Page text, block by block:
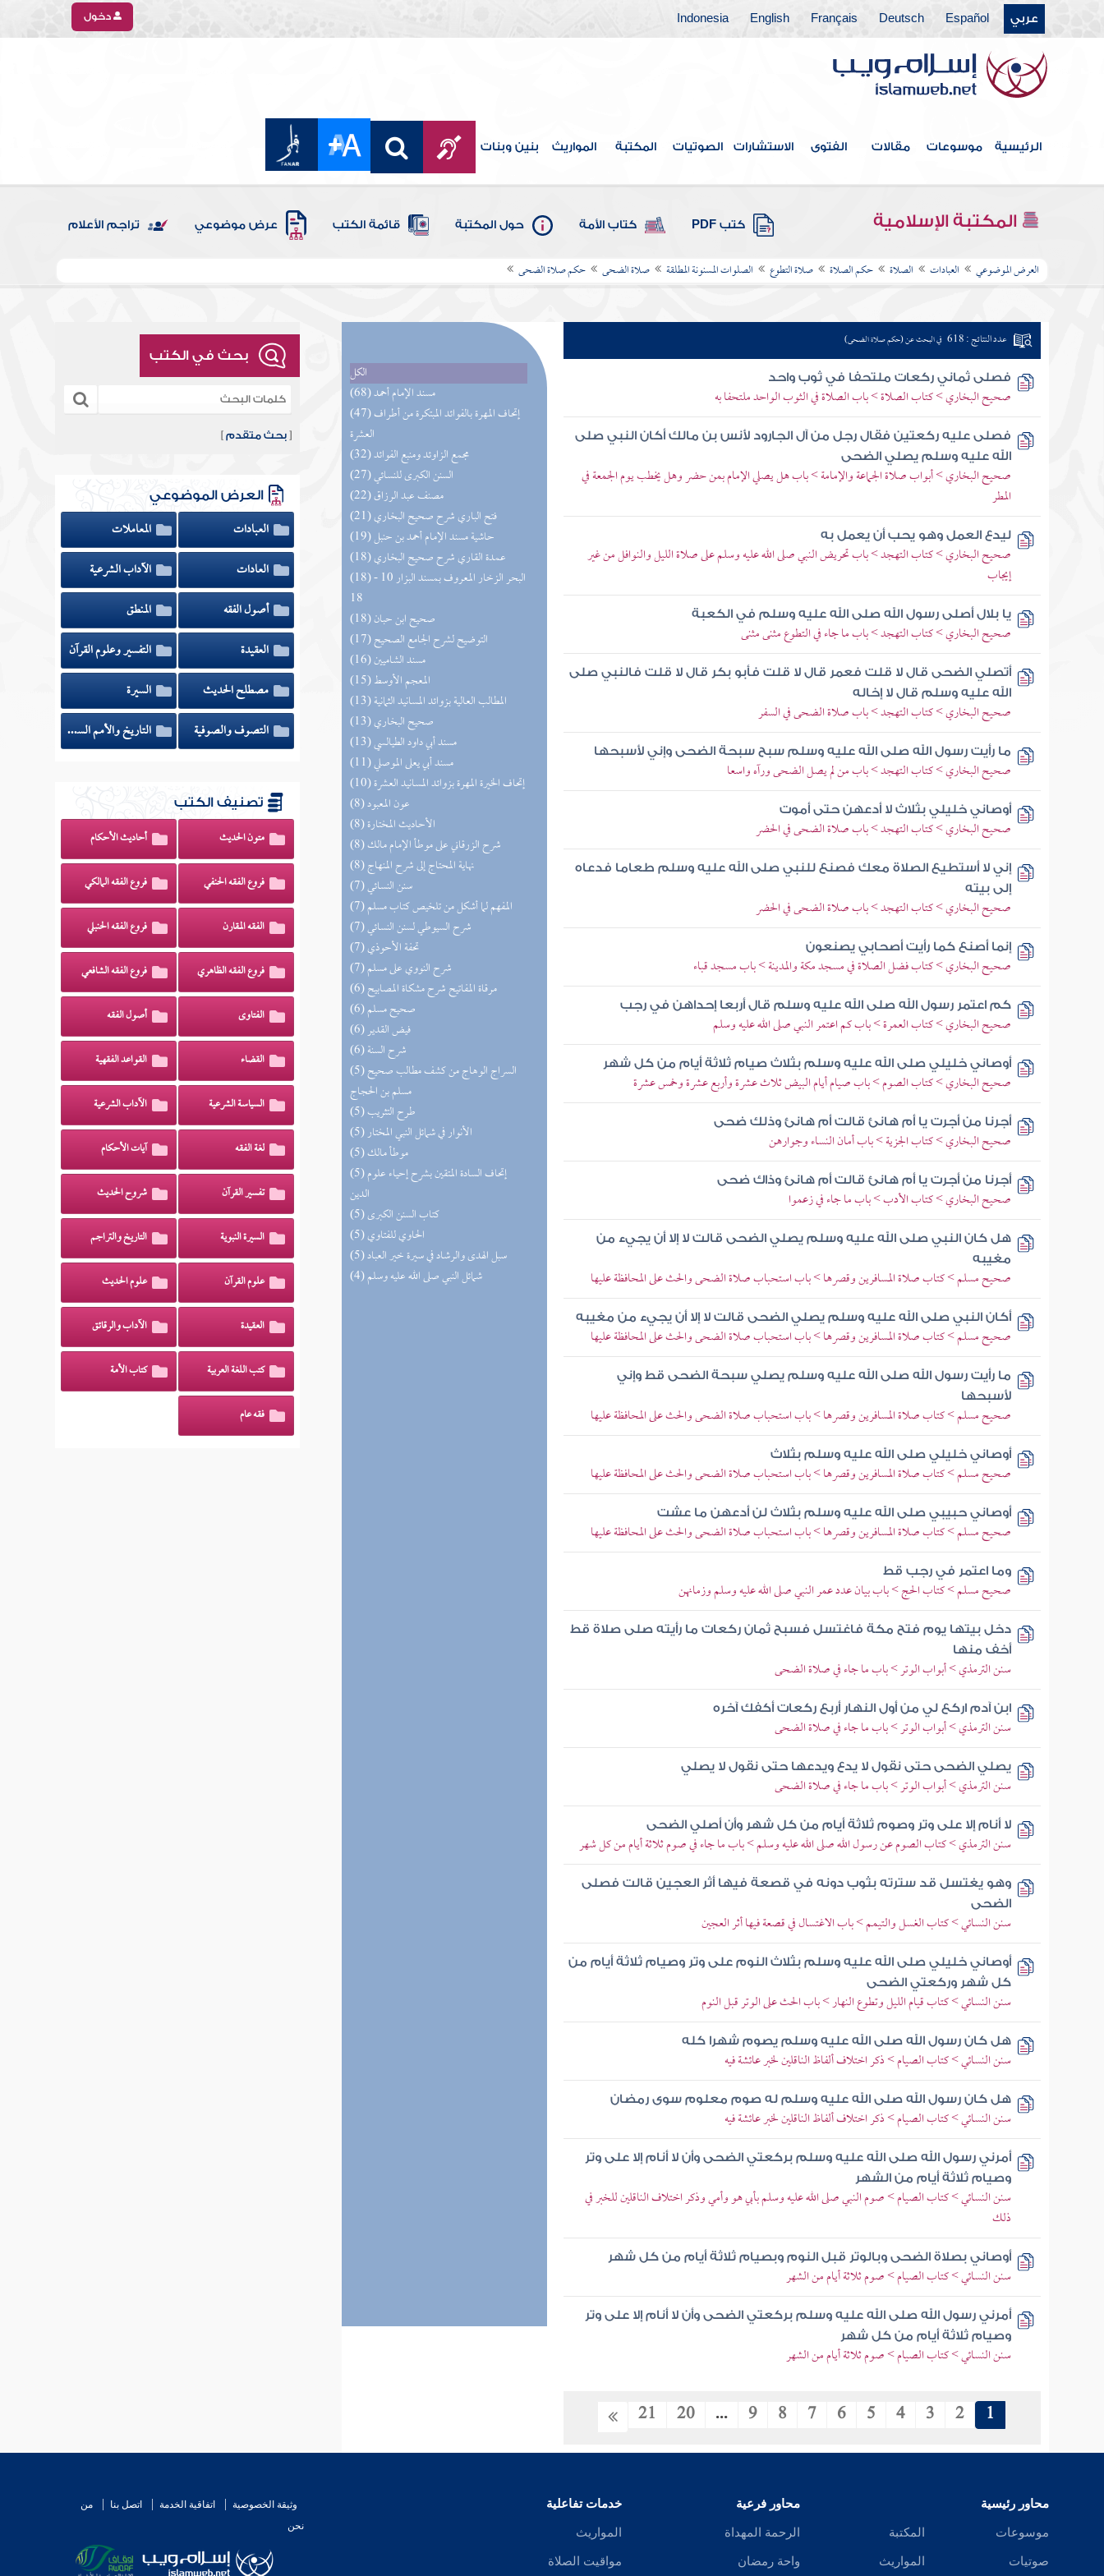
عربي Español
Deutsch
Français
English
Indonesia دخول
الرئيسية موسوعات مقالات الفتوى الاستشارات الصوتيات المكتبة المواريث بنين وبنات
المكتبة الإسلامية كتب PDF كتاب الأمة حول المكتبة قائمة الكتب عرض موضوعي تراجم الأعلام
العرض الموضوعي العبادات الصلاة حكم الصلاة صلاة التطوع الصلوات المسنونة المطلقة صلاة الضحى حكم صلاة الضحى
الكل
(68) مسند الإمام أحمد
(47) إتحاف المهرة بالفوائد المبتكرة من أطراف
العشرة
(32) مجمع الزاوئد ومنبع الفوائد
(27) السنن الكبرى للنسائي
(22) مصنف عبد الرزاق
(21) فتح الباري شرح صحيح البخاري
(19) حاشية مسند الإمام أحمد بن حنبل
(18) عمدة القاري شرح صحيح البخاري
(18) البحر الزخار المعروف بمسند البزار 10 -
18
(18) صحيح ابن حبان
(17) التوضيح لشرح الجامع الصحيح
(16) مسند الشاميين
(15) المعجم الأوسط
(13) المطالب العالية بزوائد المسانيد الثمانية
(13) صحيح البخاري
(13) مسند أبي داود الطيالسي
(11) مسند أبي يعلى الموصلي
(10) إتحاف الخيرة المهرة بزوائد المسانيد العشرة
(8) عون المعبود
(8) الأحاديث المختارة
(8) شرح الزرقاني على موطأ الإمام مالك
(8) نهاية المحتاج إلى شرح المنهاج
(7) سنن النسائي
(7) المفهم لما أشكل من تلخيص كتاب مسلم
(7) شرح السيوطي لسنن النسائي
(7) تحفة الأحوذي
(7) شرح النووي على مسلم
(6) مرقاة المفاتيح شرح مشكاة المصابيح
(6) صحيح مسلم
(6) فيض القدير
(6) شرح السنة
(5) السراج الوهاج من كشف مطالب صحيح
مسلم بن الحجاج
(5) طرح التثريب
(5) الأنوار في شمائل النبي المختار
(5) موطأ مالك
(5) إتحاف السادة المتقين بشرح إحياء علوم
الدين
(5) كتاب السنن الكبرى
(5) الحاوي للفتاوي
(5) سبل الهدى والرشاد في سيرة خير العباد
(4) شمائل النبي صلى الله عليه وسلم
عدد النتائج : 618 في البحث عن (حكم صلاة الضحى)
فصلى ثماني ركعات ملتحفا في ثوب واحد
صحيح البخاري > كتاب الصلاة > باب الصلاة في الثوب الواحد ملتحفا به
فصلى عليه ركعتين فقال رجل من آل الجارود لأنس بن مالك أكان النبي صلى
الله عليه وسلم يصلي الضحى
صحيح البخاري > أبواب صلاة الجماعة والإمامة > باب هل يصلي الإمام بمن حضر وهل يخطب يوم الجمعة في
المطر
ليدع العمل وهو يحب أن يعمل به
صحيح البخاري > كتاب التهجد > باب تحريض النبي صلى الله عليه وسلم على صلاة الليل والنوافل من غير
إيجاب
يا بلال أصلى رسول الله صلى الله عليه وسلم في الكعبة
صحيح البخاري > كتاب التهجد > باب ما جاء في التطوع مثنى مثنى
أتصلي الضحى قال لا قلت فعمر قال لا قلت فأبو بكر قال لا قلت فالنبي صلى
الله عليه وسلم قال لا إخاله
صحيح البخاري > كتاب التهجد > باب صلاة الضحى في السفر
ما رأيت رسول الله صلى الله عليه وسلم سبح سبحة الضحى وإني لأسبحها
صحيح البخاري > كتاب التهجد > باب من لم يصل الضحى ورآه واسعا
أوصاني خليلي بثلاث لا أدعهن حتى أموت
صحيح البخاري > كتاب التهجد > باب صلاة الضحى في الحضر
إني لا أستطيع الصلاة معك فصنع للنبي صلى الله عليه وسلم طعاما فدعاه
إلى بيته
صحيح البخاري > كتاب التهجد > باب صلاة الضحى في الحضر
إنما أصنع كما رأيت أصحابي يصنعون
صحيح البخاري > كتاب فضل الصلاة في مسجد مكة والمدينة > باب مسجد قباء
كم اعتمر رسول الله صلى الله عليه وسلم قال أربعا إحداهن في رجب
صحيح البخاري > كتاب العمرة > باب كم اعتمر النبي صلى الله عليه وسلم
أوصاني خليلي صلى الله عليه وسلم بثلاث صيام ثلاثة أيام من كل شهر
صحيح البخاري > كتاب الصوم > باب صيام أيام البيض ثلاث عشرة وأربع عشرة وخمس عشرة
أجرنا من أجرت يا أم هانئ قالت أم هانئ وذلك ضحى
صحيح البخاري > كتاب الجزية > باب أمان النساء وجوارهن
أجرنا من أجرت يا أم هانئ قالت أم هانئ وذاك ضحى
صحيح البخاري > كتاب الأدب > باب ما جاء في زعموا
هل كان النبي صلى الله عليه وسلم يصلي الضحى قالت لا إلا أن يجيء من
مغيبه
صحيح مسلم > كتاب صلاة المسافرين وقصرها > باب استحباب صلاة الضحى والحث على المحافظة عليها
أكان النبي صلى الله عليه وسلم يصلي الضحى قالت لا إلا أن يجيء من مغيبه
صحيح مسلم > كتاب صلاة المسافرين وقصرها > باب استحباب صلاة الضحى والحث على المحافظة عليها
ما رأيت رسول الله صلى الله عليه وسلم يصلي سبحة الضحى قط وإني
لأسبحها
صحيح مسلم > كتاب صلاة المسافرين وقصرها > باب استحباب صلاة الضحى والحث على المحافظة عليها
أوصاني خليلي صلى الله عليه وسلم بثلاث
صحيح مسلم > كتاب صلاة المسافرين وقصرها > باب استحباب صلاة الضحى والحث على المحافظة عليها
أوصاني حبيبي صلى الله عليه وسلم بثلاث لن أدعهن ما عشت
صحيح مسلم > كتاب صلاة المسافرين وقصرها > باب استحباب صلاة الضحى والحث على المحافظة عليها
وما اعتمر في رجب قط
صحيح مسلم > كتاب الحج > باب بيان عدد عمر النبي صلى الله عليه وسلم وزمانهن
دخل بيتها يوم فتح مكة فاغتسل فسبح ثمان ركعات ما رأيته صلى صلاة قط
أخف منها
سنن الترمذي > أبواب الوتر > باب ما جاء في صلاة الضحى
ابن آدم اركع لي من أول النهار أربع ركعات أكفك آخره
سنن الترمذي > أبواب الوتر > باب ما جاء في صلاة الضحى
يصلي الضحى حتى نقول لا يدع ويدعها حتى نقول لا يصلي
سنن الترمذي > أبواب الوتر > باب ما جاء في صلاة الضحى
لا أنام إلا على وتر وصوم ثلاثة أيام من كل شهر وأن أصلي الضحى
سنن الترمذي > كتاب الصوم عن رسول الله صلى الله عليه وسلم > باب ما جاء في صوم ثلاثة أيام من كل شهر
وهو يغتسل قد سترته بثوب دونه في قصعة فيها أثر العجين قالت فصلى
الضحى
سنن النسائي > كتاب الغسل والتيمم > باب الاغتسال في قصعة فيها أثر العجين
أوصاني خليلي صلى الله عليه وسلم بثلاث النوم على وتر وصيام ثلاثة أيام من
كل شهر وركعتي الضحى
سنن النسائي > كتاب قيام الليل وتطوع النهار > باب الحث على الوتر قبل النوم
هل كان رسول الله صلى الله عليه وسلم يصوم شهرا كله
سنن النسائي > كتاب الصيام > ذكر اختلاف ألفاظ الناقلين لخبر عائشة فيه
هل كان رسول الله صلى الله عليه وسلم له صوم معلوم سوى رمضان
سنن النسائي > كتاب الصيام > ذكر اختلاف ألفاظ الناقلين لخبر عائشة فيه
أمرني رسول الله صلى الله عليه وسلم بركعتي الضحى وأن لا أنام إلا على وتر
وصيام ثلاثة أيام من الشهر
سنن النسائي > كتاب الصيام > صوم النبي صلى الله عليه وسلم بأبي هو وأمي وذكر اختلاف الناقلين للخبر في
ذلك
أوصاني بصلاة الضحى وبالوتر قبل النوم وبصيام ثلاثة أيام من كل شهر
سنن النسائي > كتاب الصيام > صوم ثلاثة أيام من الشهر
أمرني رسول الله صلى الله عليه وسلم بركعتي الضحى وأن لا أنام إلا على وتر
وصيام ثلاثة أيام من كل شهر
سنن النسائي > كتاب الصيام > صوم ثلاثة أيام من الشهر
1
2
3
4
5
6
7
8
9
...
20
21
بحث في الكتب
[بحث متقدم ]
العرض الموضوعي
العبادات
المعاملات
العادات
الآداب الشرعية
أصول الفقه
المنطق
العقيدة
التفسير وعلوم القرآن
مصطلح الحديث
السيرة
التصوف والصوفية
التاريخ والأمم السابقة
تصنيف الكتب
متون الحديث أحاديث الأحكام
فروع الفقه الحنفي فروع الفقه المالكي
الفقه المقارن فروع الفقه الحنبلي
فروع الفقه الظاهري فروع الفقه الشافعي
الفتاوى أصول الفقه
القضاء القواعد الفقهية
السياسة الشرعية الآداب الشرعية
لغة الفقه آيات الأحكام
تفسير القرآن شروح الحديث
السيرة النبوية التاريخ والتراجم
علوم القرآن علوم الحديث
العقيدة الآداب والرقائق
كتب اللغة العربية كتاب الأمة
فقه عام
محاور رئيسية
موسوعات
صوتيات
المكتبة
المواريث
محاور فرعية
الرحمة المهداة
واحة رمضان
خدمات تفاعلية
المواريث
مواقيت الصلاة
وثيقة الخصوصية اتفاقية الخدمة اتصل بنا
من
نحن